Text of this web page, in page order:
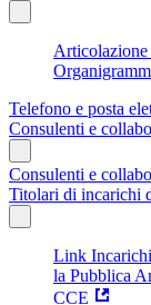
Telefono e posta
Consulenti e
Consulenti e
Titolari di incarichi
Link
la Pubblica
CCE